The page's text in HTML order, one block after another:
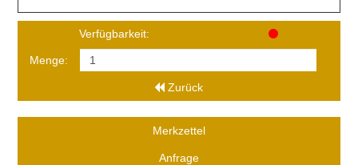
Verfügbarkeit:
Menge:
Zurück
Merkzettel
Anfrage